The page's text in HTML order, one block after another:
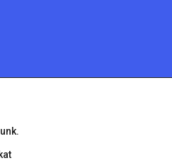
• Minden jog fenntartva!